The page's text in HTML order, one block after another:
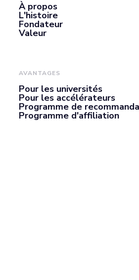
À propos
L'histoire
Fondateur
Valeur
AVANTAGES
Pour les universités
Pour les accélérateurs
Programme de
Programme d'affiliation